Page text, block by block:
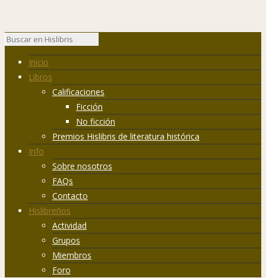
Inicio
Libros
Calificaciones
Ficción
No ficción
Premios Hislibris de literatura histórica
Info
Sobre nosotros
FAQs
Contacto
Hislibreños
Actividad
Grupos
Miembros
Foro